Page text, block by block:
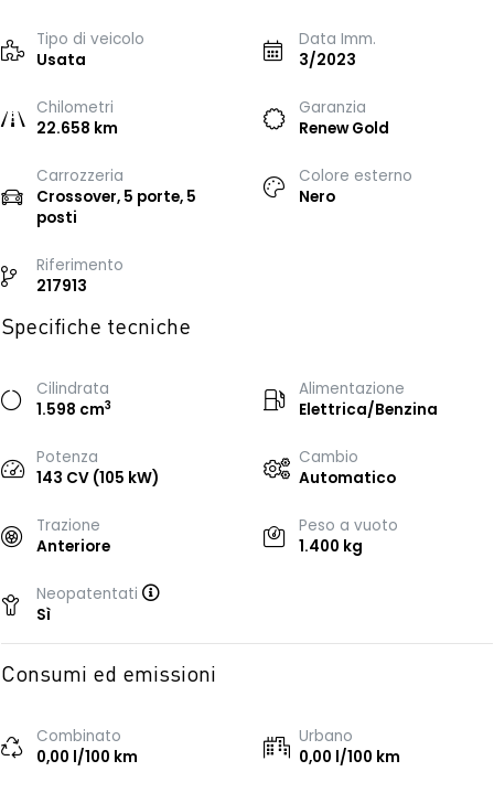
Tipo di veicolo
Usata
Data Imm.
3/2023
Chilometri
22.658 km
Garanzia
Renew Gold
Carrozzeria
Crossover, 5 porte, 5
posti
Colore esterno
Nero
Riferimento
217913
Specifiche tecniche
Cilindrata
1.598 cm3
Alimentazione
Elettrica/Benzina
Potenza
143 CV (105 kW)
Cambio
Automatico
Trazione
Anteriore
Peso a vuoto
1.400 kg
Neopatentati
Sì
Consumi ed emissioni
Combinato
0,00 l/100 km
Urbano
0,00 l/100 km